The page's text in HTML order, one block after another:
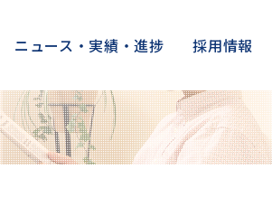
ニュース・実績・進捗 採用情報